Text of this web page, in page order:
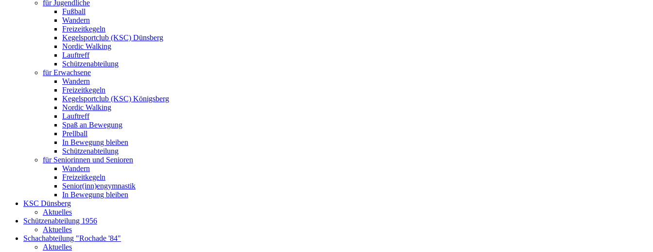
für Jugendliche
Fußball
Wandern
Freizeitkegeln
Kegelsportclub (KSC) Dünsberg
Nordic Walking
Lauftreff
Schützenabteilung
für Erwachsene
Wandern
Freizeitkegeln
Kegelsportclub (KSC) Königsberg
Nordic Walking
Lauftreff
Spaß an Bewegung
Prellball
In Bewegung bleiben
Schützenabteilung
für Seniorinnen und Senioren
Wandern
Freizeitkegeln
Senior(inn)engymnastik
In Bewegung bleiben
KSC Dünsberg
Aktuelles
Schützenabteilung 1956
Aktuelles
Schachabteilung "Rochade '84"
Aktuelles